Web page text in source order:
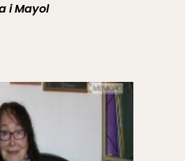
i Mayol